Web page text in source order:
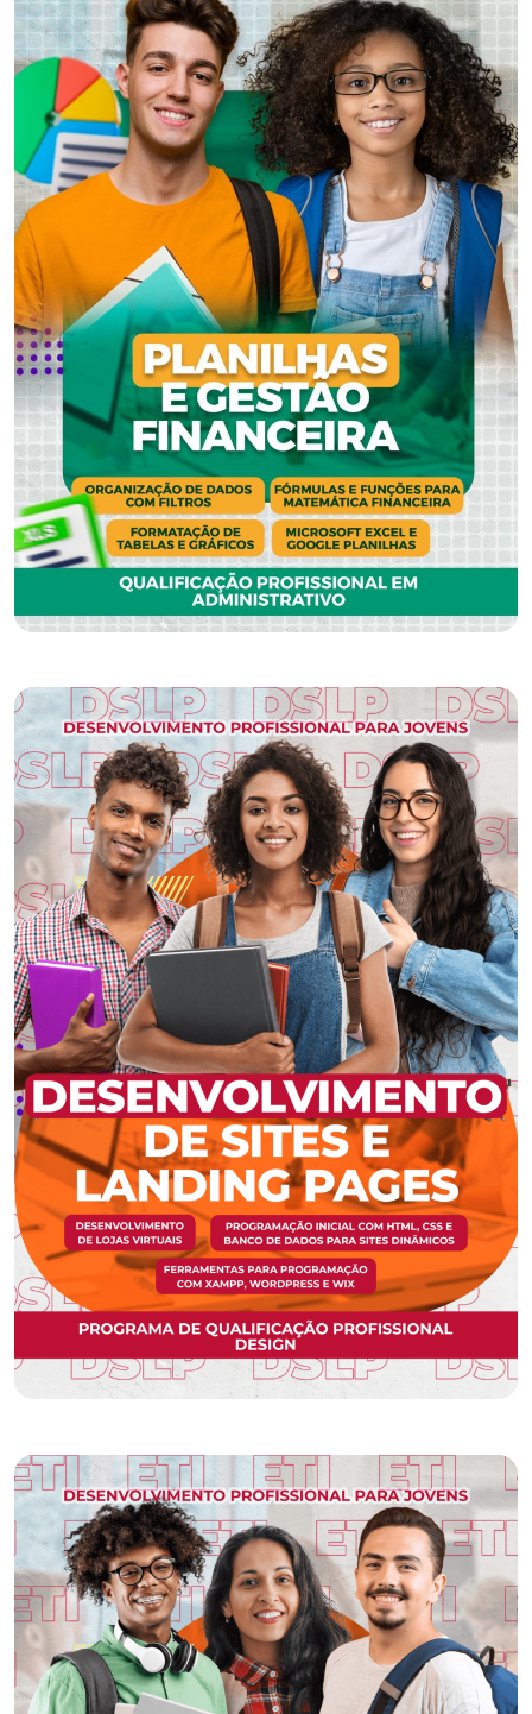
Celebramos com orgulho a
dedicação e sucesso o início de
grandes carreiras. Felicidades aos
nossos formandos por esta
conquista incrível!